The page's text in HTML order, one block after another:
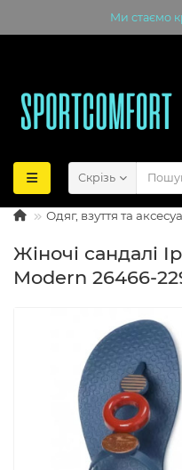
Ми стаємо
Скрізь
Одяг, взуття та
Жіночі сандалі
Modern 26466-